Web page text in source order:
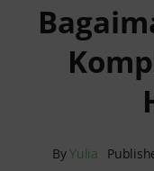
0821-1099-9870
ByYulia